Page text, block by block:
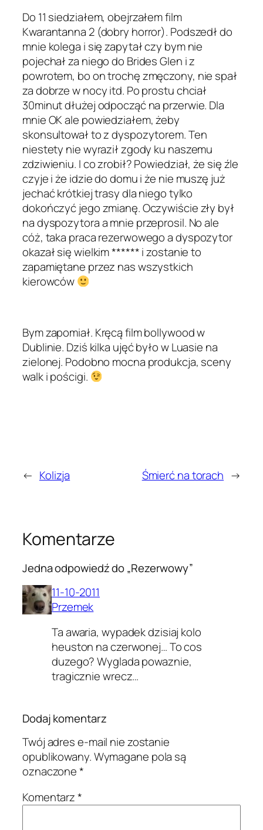
Do 11 siedziałem, obejrzałem film
Kwarantanna 2 (dobry horror). Podszedł do
mnie kolega i się zapytał czy bym nie
pojechał za niego do Brides Glen i z
powrotem, bo on trochę zmęczony, nie spał
za dobrze w nocy itd. Po prostu chciał
30minut dłużej odpocząć na przerwie. Dla
mnie OK ale powiedziałem, żeby
skonsultował to z dyspozytorem. Ten
niestety nie wyraził zgody ku naszemu
zdziwieniu. I co zrobił? Powiedział, że się źle
czyje i że idzie do domu i że nie muszę już
jechać krótkiej trasy dla niego tylko
dokończyć jego zmianę. Oczywiście zły był
na dyspozytora a mnie przeprosil. No ale
cóż, taka praca rezerwowego a dyspozytor
okazał się wielkim ****** i zostanie to
zapamiętane przez nas wszystkich
kierowców
Bym zapomiał. Kręcą film bollywood w
Dublinie. Dziś kilka ujęć było w Luasie na
zielonej. Podobno mocna produkcja, sceny
walk i pościgi.
← Kolizja Śmierć na torach →
Komentarze
Jedna odpowiedź do „Rezerwowy”
11-10-2011
Przemek
Ta awaria, wypadek dzisiaj kolo
heuston na czerwonej… To cos
duzego? Wyglada powaznie,
tragicznie wrecz…
Dodaj komentarz
Twój adres e-mail nie zostanie
opublikowany.Wymagane pola są
oznaczone*
Komentarz*